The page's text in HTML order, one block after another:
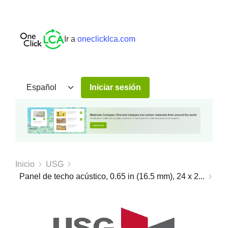
Ir a oneclicklca.com
Iniciar sesión
Inicio
USG
Panel de techo acústico, 0.65 in (16.5 mm), 24 x 2...